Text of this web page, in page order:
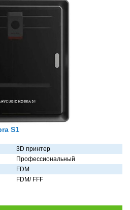
S1
3D принтер
Профессиональный
FDM
FDM/ FFF